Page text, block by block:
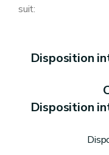
Titre 3
Art. 27
Art. 28
suit:
Disposition
Disposition